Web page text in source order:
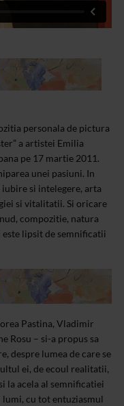
personala de pictura
a artistei Emilia
pe 17 martie 2011.
unei pasiuni. In
si intelegere, arta
si vitalitatii. Si oricare
compozitie, natura
lipsit de semnificatii
Pastina, Vladimir
Rosu – si-a propus sa
despre lumea de care se
ei, de ecoul realitatii,
la acela al semnificatiei
cu tot entuziasmul